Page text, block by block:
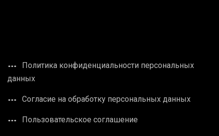
Политика конфиденциальности персональных
данных
Согласие на обработку персональных данных
Пользовательское соглашение